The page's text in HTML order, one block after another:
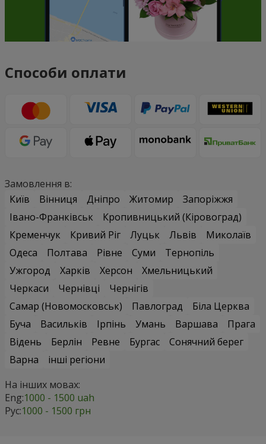
Способи оплати
Замовлення в:
Київ
Вінниця Дніпро Житомир
Запоріжжя
Івано-Франківськ
Кропивницький (Кіровоград)
Кременчук
Кривий Ріг Луцьк Львів
Миколаїв
Одеса
Полтава Рівне Суми
Тернопіль
Ужгород
Харків Херсон
Хмельницький
Черкаси
Чернівці
Чернігів
Самар (Новомосковськ)
Павлоград
Біла Церква
Буча
Васильків Ірпінь Умань Варшава
Прага
Відень
Берлін Ревне Бургас
Сонячний берег
Варна
інші регіони
На інших мовах:
Eng:1000 - 1500 uah
Рус:1000 - 1500 грн